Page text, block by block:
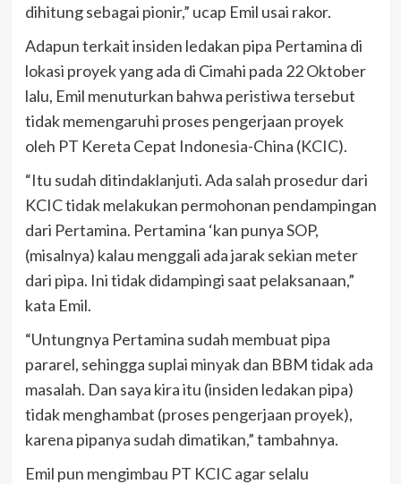
dihitung sebagai pionir,” ucap Emil usai rakor.
Adapun terkait insiden ledakan pipa Pertamina di
lokasi proyek yang ada di Cimahi pada 22 Oktober
lalu, Emil menuturkan bahwa peristiwa tersebut
tidak memengaruhi proses pengerjaan proyek
oleh PT Kereta Cepat Indonesia-China (KCIC).
“Itu sudah ditindaklanjuti. Ada salah prosedur dari
KCIC tidak melakukan permohonan pendampingan
dari Pertamina. Pertamina ‘kan punya SOP,
(misalnya) kalau menggali ada jarak sekian meter
dari pipa. Ini tidak didampingi saat pelaksanaan,”
kata Emil.
“Untungnya Pertamina sudah membuat pipa
pararel, sehingga suplai minyak dan BBM tidak ada
masalah. Dan saya kira itu (insiden ledakan pipa)
tidak menghambat (proses pengerjaan proyek),
karena pipanya sudah dimatikan,” tambahnya.
Emil pun mengimbau PT KCIC agar selalu